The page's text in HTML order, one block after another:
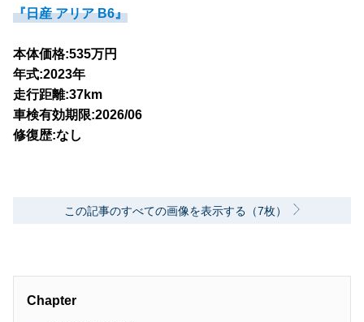
『日産 アリア B6』
本体価格:535万円
年式:2023年
走行距離:37km
車検有効期限:2026/06
修復歴:なし
この記事のすべての画像を表示する（7枚）
Chapter